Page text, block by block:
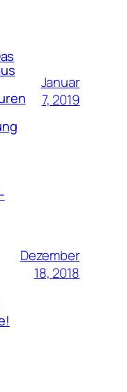
Januar
7, 2019
Dezember
18, 2018